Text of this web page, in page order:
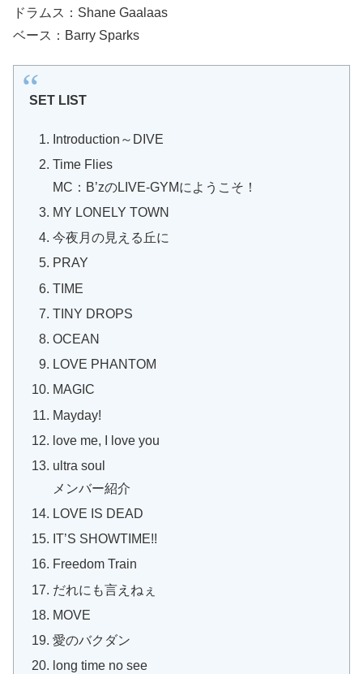
ドラムス：Shane Gaalaas
ベース：Barry Sparks
SET LIST
Introduction～DIVE
Time Flies
MC：B’zのLIVE-GYMにようこそ！
MY LONELY TOWN
今夜月の見える丘に
PRAY
TIME
TINY DROPS
OCEAN
LOVE PHANTOM
MAGIC
Mayday!
love me, I love you
ultra soul
メンバー紹介
LOVE IS DEAD
IT’S SHOWTIME!!
Freedom Train
だれにも言えねぇ
MOVE
愛のバクダン
long time no see